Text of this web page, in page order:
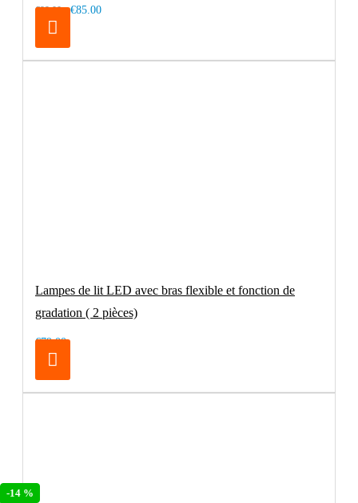
-14 %
€99.00 €85.00
Lampes de lit LED avec bras flexible et fonction de
gradation ( 2 pièces)
€79.00